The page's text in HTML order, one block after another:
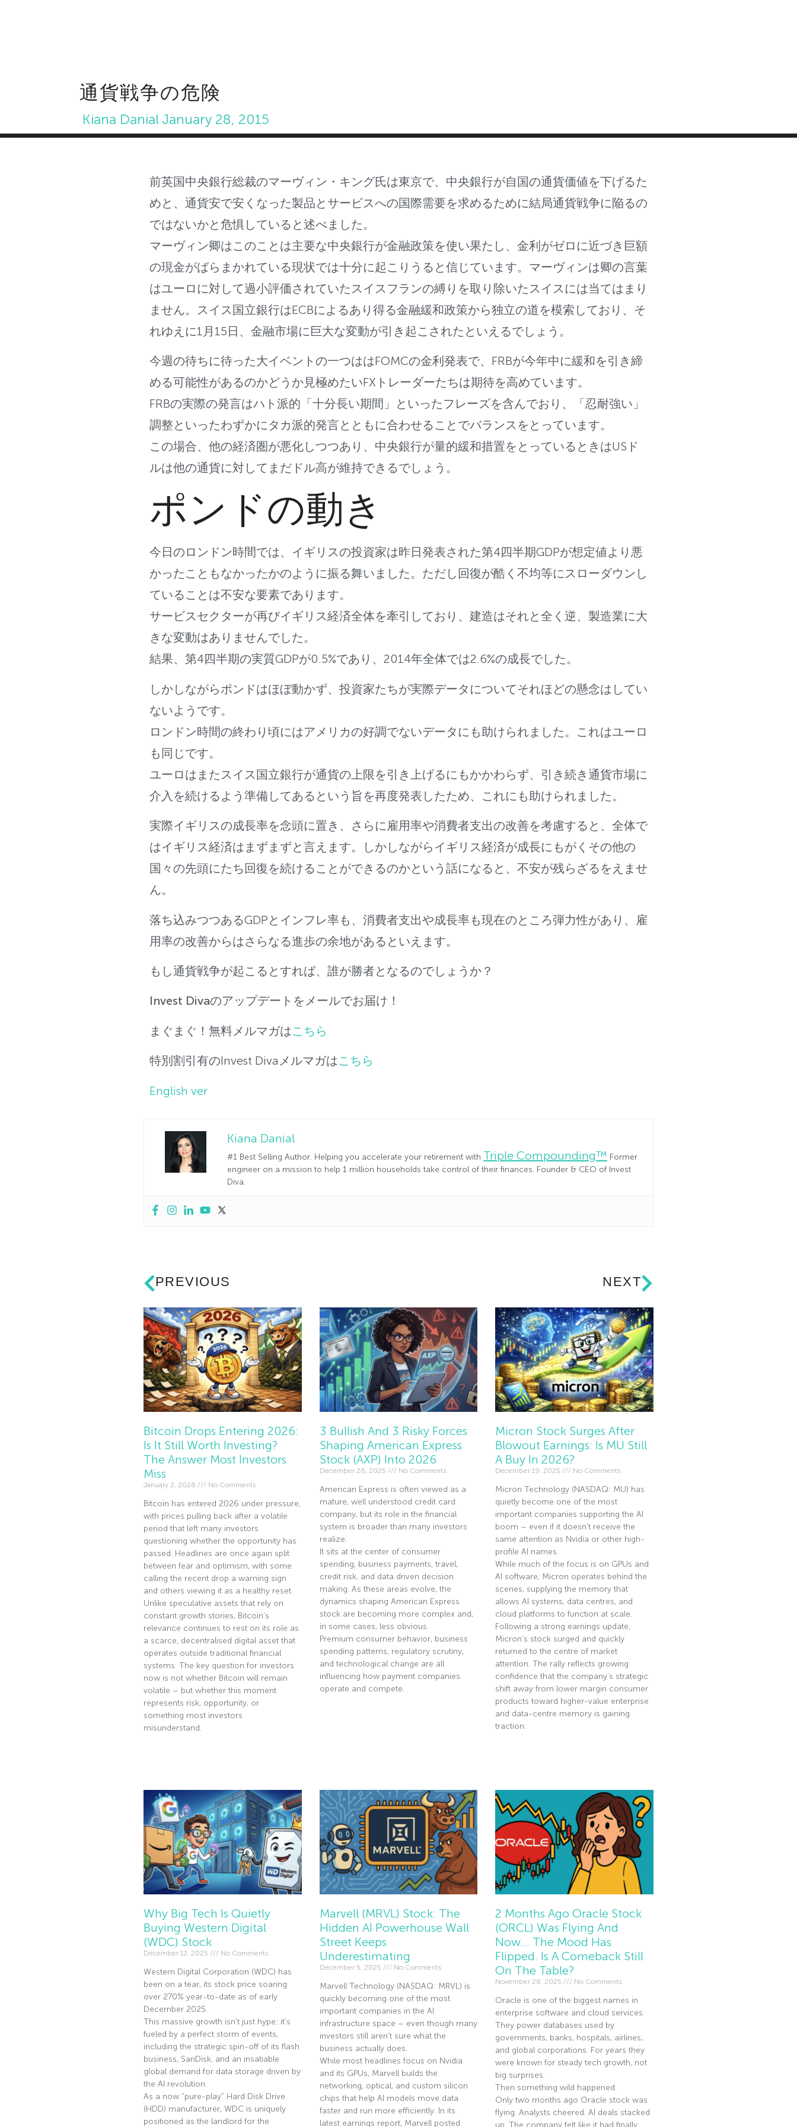
通貨戦争の危険
Kiana Danial January 28, 2015
前英国中央銀行総裁のマーヴィン・キング氏は東京で、中央銀行が自国の通貨価値を下げるた
めと、通貨安で安くなった製品とサービスへの国際需要を求めるために結局通貨戦争に陥るの
ではないかと危惧していると述べました。
マーヴィン卿はこのことは主要な中央銀行が金融政策を使い果たし、金利がゼロに近づき巨額
の現金がばらまかれている現状では十分に起こりうると信じています。マーヴィンは卿の言葉
はユーロに対して過小評価されていたスイスフランの縛りを取り除いたスイスには当てはまり
ません。スイス国立銀行はECBによるあり得る金融緩和政策から独立の道を模索しており、そ
れゆえに1月15日、金融市場に巨大な変動が引き起こされたといえるでしょう。
今週の待ちに待った大イベントの一つははFOMCの金利発表で、FRBが今年中に緩和を引き締
める可能性があるのかどうか見極めたいFXトレーダーたちは期待を高めています。
FRBの実際の発言はハト派的「十分長い期間」といったフレーズを含んでおり、「忍耐強い」
調整といったわずかにタカ派的発言とともに合わせることでバランスをとっています。
この場合、他の経済圏が悪化しつつあり、中央銀行が量的緩和措置をとっているときはUSド
ルは他の通貨に対してまだドル高が維持できるでしょう。
ポンドの動き
今日のロンドン時間では、イギリスの投資家は昨日発表された第4四半期GDPが想定値より悪
かったこともなかったかのように振る舞いました。ただし回復が酷く不均等にスローダウンし
ていることは不安な要素であります。
サービスセクターが再びイギリス経済全体を牽引しており、建造はそれと全く逆、製造業に大
きな変動はありませんでした。
結果、第4四半期の実質GDPが0.5%であり、2014年全体では2.6%の成長でした。
しかしながらポンドはほぼ動かず、投資家たちが実際データについてそれほどの懸念はしてい
ないようです。
ロンドン時間の終わり頃にはアメリカの好調でないデータにも助けられました。これはユーロ
も同じです。
ユーロはまたスイス国立銀行が通貨の上限を引き上げるにもかかわらず、引き続き通貨市場に
介入を続けるよう準備してあるという旨を再度発表したため、これにも助けられました。
実際イギリスの成長率を念頭に置き、さらに雇用率や消費者支出の改善を考慮すると、全体で
はイギリス経済はまずまずと言えます。しかしながらイギリス経済が成長にもがくその他の
国々の先頭にたち回復を続けることができるのかという話になると、不安が残らざるをえませ
ん。
落ち込みつつあるGDPとインフレ率も、消費者支出や成長率も現在のところ弾力性があり、雇
用率の改善からはさらなる進歩の余地があるといえます。
もし通貨戦争が起こるとすれば、誰が勝者となるのでしょうか？
Invest Divaのアップデートをメールでお届け！
まぐまぐ！無料メルマガはこちら
特別割引有のInvest Divaメルマガはこちら
English ver
Kiana Danial
#1 Best Selling Author. Helping you accelerate your retirement with Triple Compounding™ Former
engineer on a mission to help 1 million households take control of their finances. Founder & CEO of Invest
Diva.
PREVIOUS NEXT
Bitcoin Drops Entering 2026:
Is It Still Worth Investing?
The Answer Most Investors
Miss
January 2, 2026 No Comments
Bitcoin has entered 2026 under pressure,
with prices pulling back after a volatile
period that left many investors
questioning whether the opportunity has
passed. Headlines are once again split
between fear and optimism, with some
calling the recent drop a warning sign
and others viewing it as a healthy reset.
Unlike speculative assets that rely on
constant growth stories, Bitcoin’s
relevance continues to rest on its role as
a scarce, decentralised digital asset that
operates outside traditional financial
systems. The key question for investors
now is not whether Bitcoin will remain
volatile – but whether this moment
represents risk, opportunity, or
something most investors
misunderstand.
3 Bullish And 3 Risky Forces
Shaping American Express
Stock (AXP) Into 2026
December 26, 2025 No Comments
American Express is often viewed as a
mature, well understood credit card
company, but its role in the financial
system is broader than many investors
realize.
It sits at the center of consumer
spending, business payments, travel,
credit risk, and data driven decision
making. As these areas evolve, the
dynamics shaping American Express
stock are becoming more complex and,
in some cases, less obvious.
Premium consumer behavior, business
spending patterns, regulatory scrutiny,
and technological change are all
influencing how payment companies
operate and compete.
Micron Stock Surges After
Blowout Earnings: Is MU Still
A Buy In 2026?
December 19, 2025 No Comments
Micron Technology (NASDAQ: MU) has
quietly become one of the most
important companies supporting the AI
boom – even if it doesn’t receive the
same attention as Nvidia or other high-
profile AI names.
While much of the focus is on GPUs and
AI software, Micron operates behind the
scenes, supplying the memory that
allows AI systems, data centres, and
cloud platforms to function at scale.
Following a strong earnings update,
Micron’s stock surged and quickly
returned to the centre of market
attention. The rally reflects growing
confidence that the company’s strategic
shift away from lower margin consumer
products toward higher-value enterprise
and data-centre memory is gaining
traction.
Why Big Tech Is Quietly
Buying Western Digital
(WDC) Stock
December 12, 2025 No Comments
Western Digital Corporation (WDC) has
been on a tear, its stock price soaring
over 270% year-to-date as of early
December 2025.
This massive growth isn’t just hype; it’s
fueled by a perfect storm of events,
including the strategic spin-off of its flash
business, SanDisk, and an insatiable
global demand for data storage driven by
the AI revolution.
As a now “pure-play” Hard Disk Drive
(HDD) manufacturer, WDC is uniquely
positioned as the landlord for the
Marvell (MRVL) Stock: The
Hidden AI Powerhouse Wall
Street Keeps
Underestimating
December 5, 2025 No Comments
Marvell Technology (NASDAQ: MRVL) is
quickly becoming one of the most
important companies in the AI
infrastructure space – even though many
investors still aren’t sure what the
business actually does.
While most headlines focus on Nvidia
and its GPUs, Marvell builds the
networking, optical, and custom silicon
chips that help AI models move data
faster and run more efficiently. In its
latest earnings report, Marvell posted
2 Months Ago Oracle Stock
(ORCL) Was Flying And
Now… The Mood Has
Flipped. Is A Comeback Still
On The Table?
November 28, 2025 No Comments
Oracle is one of the biggest names in
enterprise software and cloud services.
They power databases used by
governments, banks, hospitals, airlines,
and global corporations. For years they
were known for steady tech growth, not
big surprises.
Then something wild happened.
Only two months ago Oracle stock was
flying. Analysts cheered. AI deals stacked
up. The company felt like it had finally